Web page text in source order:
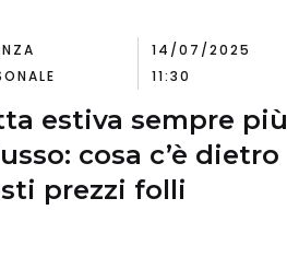
14/07/2025
11:30
estiva sempre più
cosa c’è dietro
prezzi folli